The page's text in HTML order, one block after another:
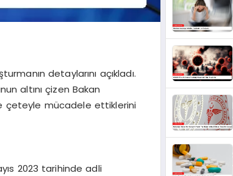
detaylarını açıkladı.
altını çizen Bakan
çeteyle mücadele ettiklerini
2023 tarihinde adli